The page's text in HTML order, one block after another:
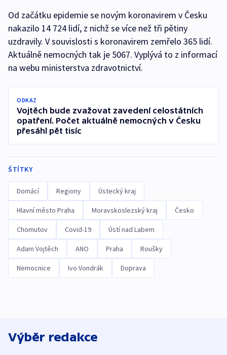
Od začátku epidemie se novým koronavirem v Česku
nakazilo 14 724 lidí, z nichž se více než tři pětiny
uzdravily. V souvislosti s koronavirem zemřelo 365 lidí.
Aktuálně nemocných tak je 5067. Vyplývá to z informací
na webu ministerstva zdravotnictví.
ODKAZ
Vojtěch bude zvažovat zavedení celostátních
opatření. Počet aktuálně nemocných v Česku
přesáhl pět tisíc
ŠTÍTKY
Domácí Regiony Ústecký kraj
Hlavní město Praha Moravskoslezský kraj Česko
Chomutov Covid-19 Ústí nad Labem
Adam Vojtěch ANO Praha Roušky
Nemocnice Ivo Vondrák Doprava
Výběr redakce